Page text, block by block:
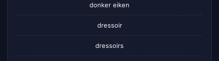
donker eiken
dressoir
dressoirs